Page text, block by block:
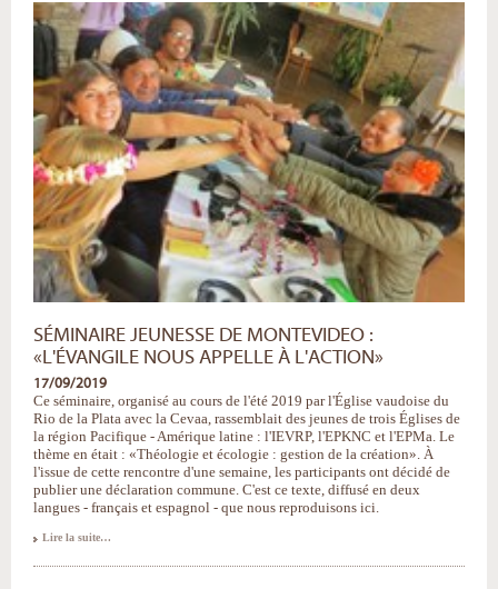
point
en
3
minutes
SÉMINAIRE JEUNESSE DE MONTEVIDEO :
«L'ÉVANGILE NOUS APPELLE À L'ACTION»
17/09/2019
Ce séminaire, organisé au cours de l'été 2019 par l'Église vaudoise du
Rio de la Plata avec la Cevaa, rassemblait des jeunes de trois Églises de
la région Pacifique - Amérique latine : l'IEVRP, l'EPKNC et l'EPMa. Le
thème en était : «Théologie et écologie : gestion de la création». À
l'issue de cette rencontre d'une semaine, les participants ont décidé de
publier une déclaration commune. C'est ce texte, diffusé en deux
langues - français et espagnol - que nous reproduisons ici.
Séminaire
Lire la suite…